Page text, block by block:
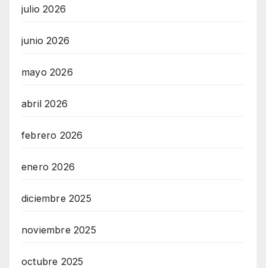
julio 2026
junio 2026
mayo 2026
abril 2026
febrero 2026
enero 2026
diciembre 2025
noviembre 2025
octubre 2025